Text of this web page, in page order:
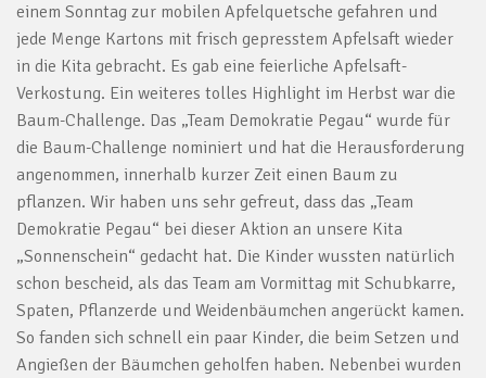
einem Sonntag zur mobilen Apfelquetsche gefahren und
jede Menge Kartons mit frisch gepresstem Apfelsaft wieder
in die Kita gebracht. Es gab eine feierliche Apfelsaft-
Verkostung. Ein weiteres tolles Highlight im Herbst war die
Baum-Challenge. Das „Team Demokratie Pegau“ wurde für
die Baum-Challenge nominiert und hat die Herausforderung
angenommen, innerhalb kurzer Zeit einen Baum zu
pflanzen. Wir haben uns sehr gefreut, dass das „Team
Demokratie Pegau“ bei dieser Aktion an unsere Kita
„Sonnenschein“ gedacht hat. Die Kinder wussten natürlich
schon bescheid, als das Team am Vormittag mit Schubkarre,
Spaten, Pflanzerde und Weidenbäumchen angerückt kamen.
So fanden sich schnell ein paar Kinder, die beim Setzen und
Angießen der Bäumchen geholfen haben. Nebenbei wurden